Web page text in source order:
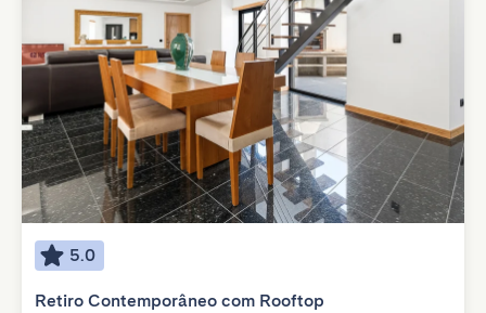
5.0
Retiro Contemporâneo com Rooftop